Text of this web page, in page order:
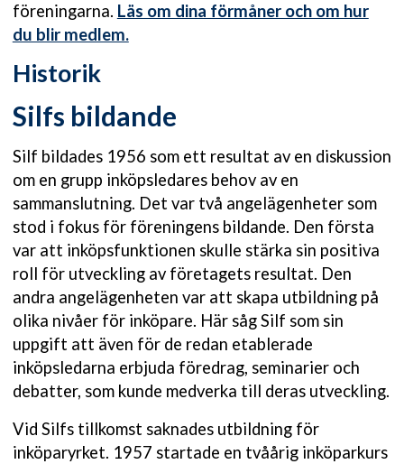
föreningarna. Läs om dina förmåner och om hur
du blir medlem.
Historik
Silfs bildande
Silf bildades 1956 som ett resultat av en diskussion
om en grupp inköpsledares behov av en
sammanslutning. Det var två angelägenheter som
stod i fokus för föreningens bildande. Den första
var att inköpsfunktionen skulle stärka sin positiva
roll för utveckling av företagets resultat. Den
andra angelägenheten var att skapa utbildning på
olika nivåer för inköpare. Här såg Silf som sin
uppgift att även för de redan etablerade
inköpsledarna erbjuda föredrag, seminarier och
debatter, som kunde medverka till deras utveckling.
Vid Silfs tillkomst saknades utbildning för
inköparyrket. 1957 startade en tvåårig inköparkurs